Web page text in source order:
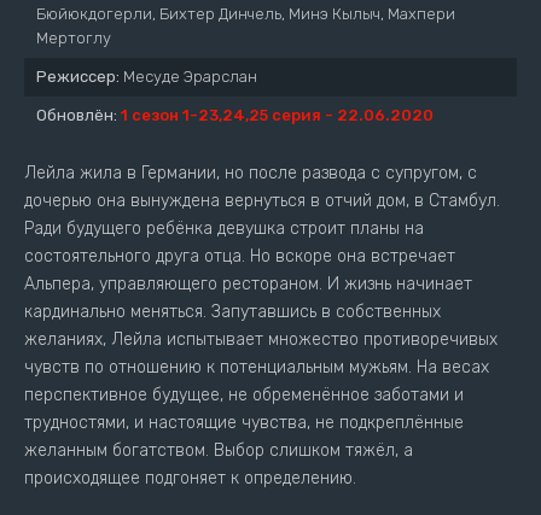
Бюйюкдогерли, Бихтер Динчель, Минэ Кылыч, Махпери
Мертоглу
Режиссер: Месуде Эрарслан
Обновлён: 1 сезон 1-23,24,25 серия - 22.06.2020
Лейла жила в Германии, но после развода с супругом, с
дочерью она вынуждена вернуться в отчий дом, в Стамбул.
Ради будущего ребёнка девушка строит планы на
состоятельного друга отца. Но вскоре она встречает
Альпера, управляющего рестораном. И жизнь начинает
кардинально меняться. Запутавшись в собственных
желаниях, Лейла испытывает множество противоречивых
чувств по отношению к потенциальным мужьям. На весах
перспективное будущее, не обременённое заботами и
трудностями, и настоящие чувства, не подкреплённые
желанным богатством. Выбор слишком тяжёл, а
происходящее подгоняет к определению.